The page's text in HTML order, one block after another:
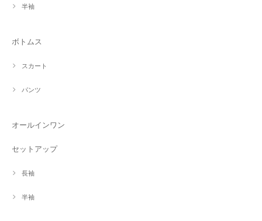
半袖
ボトムス
スカート
パンツ
オールインワン
セットアップ
長袖
半袖